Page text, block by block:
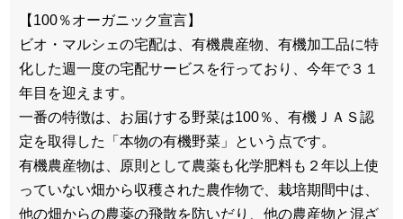
【100％オーガニック宣言】
ビオ・マルシェの宅配は、有機農産物、有機加工品に特
化した週一度の宅配サービスを行っており、今年で３１
年目を迎えます。
一番の特徴は、お届けする野菜は100％、有機ＪＡＳ認
定を取得した「本物の有機野菜」という点です。
有機農産物は、原則として農薬も化学肥料も２年以上使
っていない畑から収穫された農作物で、栽培期間中は、
他の畑からの農薬の飛散を防いだり、他の農産物と混ざ